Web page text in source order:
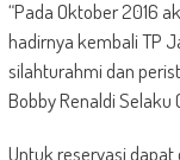
“Pada Oktober 2016
hadirnya kembali TP
silahturahmi dan
Bobby Renaldi Selaku
Untuk reservasi dapat